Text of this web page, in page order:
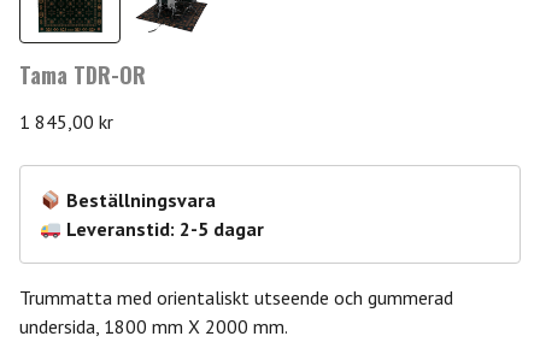
Tama TDR-OR
1 845,00 kr
Beställningsvara
Leveranstid: 2-5 dagar
Trummatta med orientaliskt utseende och gummerad
undersida, 1800 mm X 2000 mm.